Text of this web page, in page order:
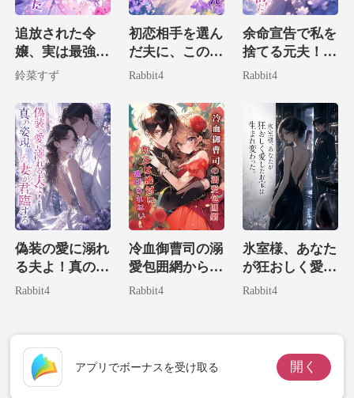
追放された令
嬢、実は最強大
富豪の娘でした
鈴菜すず
初恋相手を選ん
だ夫に、この双
子の存在は絶対
Rabbit4
余命宣告で私を
捨てる元夫！？
実は病気なのは
Rabbit4
偽装の愛に溺れ
る夫よ！真の姿
現した妻が君臨
Rabbit4
冷血御曹司の溺
愛包囲網からは
絶対に逃げられ
Rabbit4
氷室様、あなた
が狂おしく愛し
たお宝は生まれ
Rabbit4
アプリでボーナスを受け取る 開く